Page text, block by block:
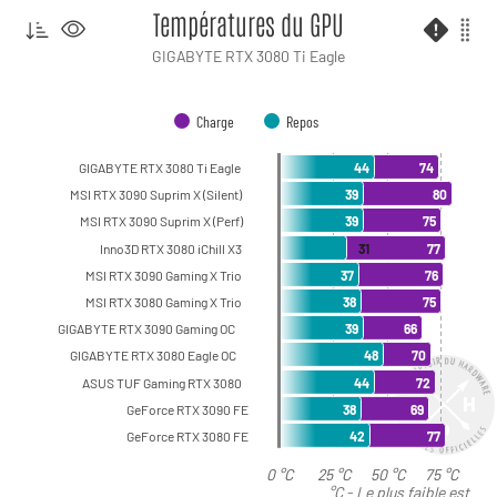
°C - Le plus faible est
Températures du GPU
GIGABYTE RTX 3080 Ti Eagle
Charge Repos
0 °C 25 °C 50 °C 75 °C
GIGABYTE RTX 3080 Ti Eagle
MSI RTX 3090 Suprim X (Silent)
MSI RTX 3090 Suprim X (Perf)
Inno3D RTX 3080 iChill X3
MSI RTX 3090 Gaming X Trio
MSI RTX 3080 Gaming X Trio
GIGABYTE RTX 3090 Gaming OC
GIGABYTE RTX 3080 Eagle OC
ASUS TUF Gaming RTX 3080
GeForce RTX 3090 FE
GeForce RTX 3080 FE
74
80
75
77
76
75
66
70
72
69
77
44
39
39
37
38
39
48
44
38
42
31